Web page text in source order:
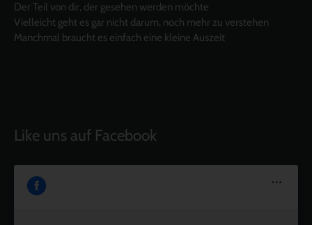
Der Teil von dir, der gesehen werden möchte
Vielleicht geht es gar nicht darum, noch mehr zu verstehen
Manchmal braucht es einfach eine kleine Auszeit
Like uns auf Facebook